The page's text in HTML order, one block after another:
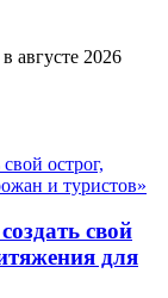
августе 2026
свой
для